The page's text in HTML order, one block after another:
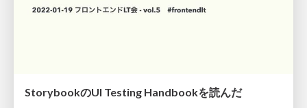
StorybookのUI Testing Handbookを読んだ